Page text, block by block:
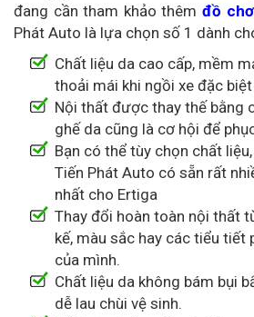
đang cần tham khảo thêm đồ
Phát Auto là lựa chọn số 1 dành
Chất liệu da cao cấp, mềm
thoải mái khi ngồi xe đặc
Nội thất được thay thế bằng
ghế da cũng là cơ hội để
Bạn có thể tùy chọn chất
Tiến Phát Auto có sẵn rất
nhất cho Ertiga
Thay đổi hoàn toàn nội thất
kế, màu sắc hay các tiểu tiết
của mình.
Chất liệu da không bám bụi
dễ lau chùi vệ sinh.